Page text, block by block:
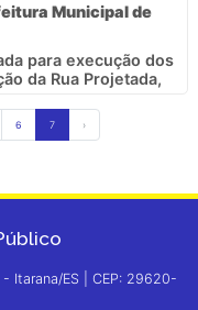
Municipal de
para execução dos
da Rua Projetada,
6 7 ›
- Itarana/ES | CEP: 29620-